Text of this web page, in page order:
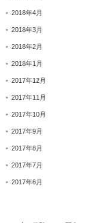
2018年4月
2018年3月
2018年2月
2018年1月
2017年12月
2017年11月
2017年10月
2017年9月
2017年8月
2017年7月
2017年6月